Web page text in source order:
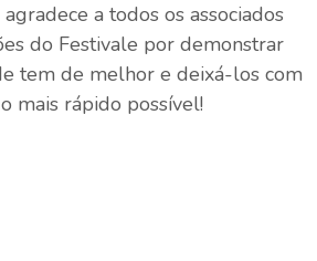
a todos os associados
do Festivale por demonstrar
tem de melhor e deixá-los com
mais rápido possível!